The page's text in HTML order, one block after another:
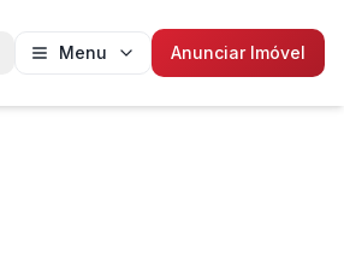
Menu Anunciar Imóvel